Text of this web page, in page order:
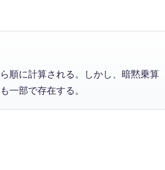
順に計算される。しかし、暗黙乗算
一部で存在する。